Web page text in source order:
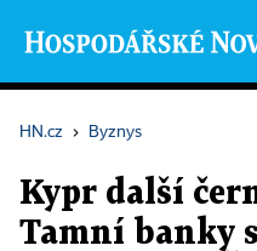
HN.cz › Byznys
Kypr další
Tamní banky